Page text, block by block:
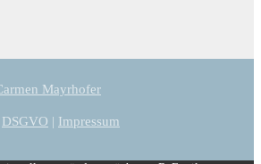
Mayrhofer
DSGVO | Impressum